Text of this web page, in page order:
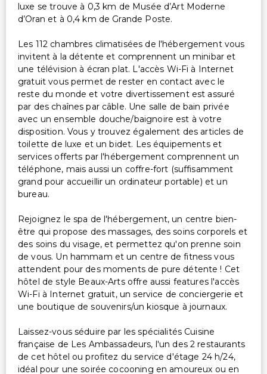
Accessibilité
chambres)
Services supplémentaires
Coffre-fort à la réception
Personnel multilingue
Service de blanchisserie
Service de blanchisserie/nettoyage à sec
luxe se trouve à 0,3 km de Musée d’Art Moderne
d’Oran et à 0,4 km de Grande Poste.
Les 112 chambres climatisées de l'hébergement vous
invitent à la détente et comprennent un minibar et
une télévision à écran plat. L'accès Wi-Fi à Internet
gratuit vous permet de rester en contact avec le
reste du monde et votre divertissement est assuré
par des chaînes par câble. Une salle de bain privée
avec un ensemble douche/baignoire est à votre
disposition. Vous y trouvez également des articles de
toilette de luxe et un bidet. Les équipements et
services offerts par l'hébergement comprennent un
téléphone, mais aussi un coffre-fort (suffisamment
grand pour accueillir un ordinateur portable) et un
bureau.
Rejoignez le spa de l'hébergement, un centre bien-
être qui propose des massages, des soins corporels et
des soins du visage, et permettez qu'on prenne soin
de vous. Un hammam et un centre de fitness vous
attendent pour des moments de pure détente ! Cet
hôtel de style Beaux-Arts offre aussi features l'accès
Wi-Fi à Internet gratuit, un service de conciergerie et
une boutique de souvenirs/un kiosque à journaux.
Laissez-vous séduire par les spécialités Cuisine
française de Les Ambassadeurs, l'un des 2 restaurants
de cet hôtel ou profitez du service d'étage 24 h/24,
idéal pour une soirée cocooning en amoureux ou en